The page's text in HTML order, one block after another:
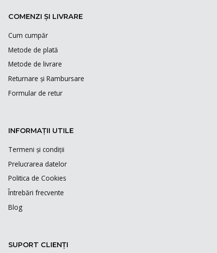
COMENZI ȘI LIVRARE
Cum cumpăr
Metode de plată
Metode de livrare
Returnare și Rambursare
Formular de retur
INFORMAȚII UTILE
Termeni și condiții
Prelucrarea datelor
Politica de Cookies
Întrebări frecvente
Blog
SUPORT CLIENȚI